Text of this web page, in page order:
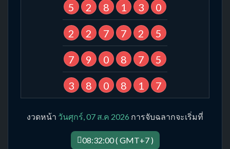
5 2 8 1 3 0
2 2 7 7 2 5
7 9 0 8 7 5
3 8 0 8 1 7
งวดหน้า วันศุกร์, 07 ส.ค 2026 การจับฉลากจะเริ่มที่
08:32:00 ( GMT+7 )